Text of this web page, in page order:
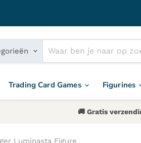
TikTok
Trading Card Games Figurines
🚚 Gratis
Luminasta Figure